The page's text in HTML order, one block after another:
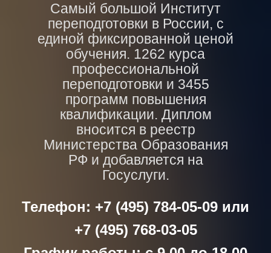
Самый большой Институт
переподготовки в России, с
единой фиксированной ценой
обучения. 1262 курса
профессиональной
переподготовки и 3455
программ повышения
квалификации. Диплом
вносится в реестр
Министерства Образования
РФ и добавляется на
Госуслуги.
Телефон: +7 (495) 784-05-09 или
+7 (495) 768-03-05